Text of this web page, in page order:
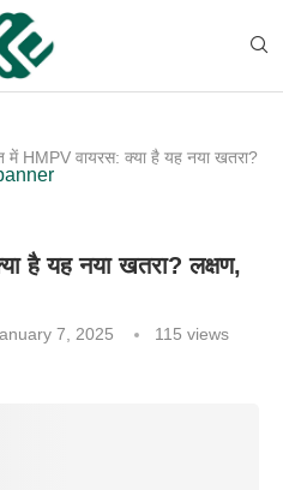
में HMPV वायरस: क्या है यह नया खतरा?
है यह नया खतरा? लक्षण,
7, 2025 115 views